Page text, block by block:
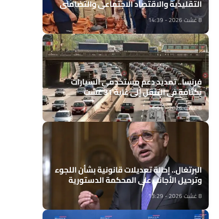
التقليدية والاقتصاد الاجتماعي والتضامني
8 غشت 2026 - 14:39
فرنسا.. تمديد دعم مستخدمي السيارات
بكثافة في التنقل إلى غاية 31 غشت
8 غشت 2026 - 14:01
البرتغال.. إحالة تعديلات قانونية بشأن اللجوء
وترحيل الأجانب على المحكمة الدستورية
8 غشت 2026 - 13:29